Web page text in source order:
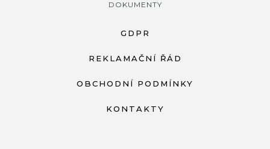
DOKUMENTY
GDPR
REKLAMAČNÍ ŘÁD
OBCHODNÍ PODMÍNKY
KONTAKTY